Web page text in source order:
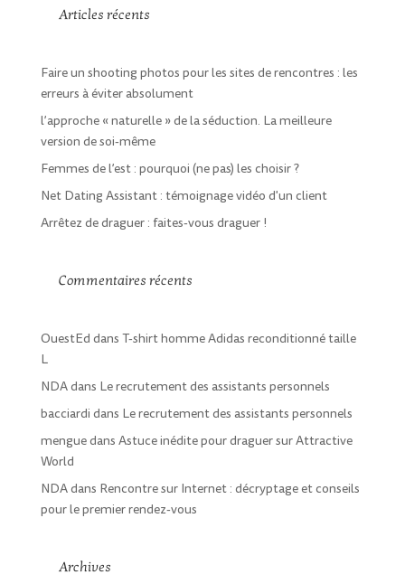
Articles récents
Faire un shooting photos pour les sites de rencontres : les
erreurs à éviter absolument
l’approche « naturelle » de la séduction. La meilleure
version de soi-même
Femmes de l’est : pourquoi (ne pas) les choisir ?
Net Dating Assistant : témoignage vidéo d'un client
Arrêtez de draguer : faites-vous draguer !
Commentaires récents
OuestEd dans T-shirt homme Adidas reconditionné taille
L
NDAdans Le recrutement des assistants personnels
bacciardi dans Le recrutement des assistants personnels
menguedans Astuce inédite pour draguer sur Attractive
World
NDAdans Rencontre sur Internet : décryptage et conseils
pour le premier rendez-vous
Archives